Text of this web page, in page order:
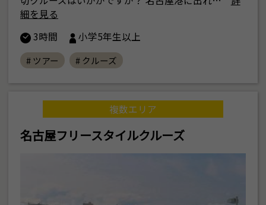
細を見る
3時間
小学5年生以上
# ツアー # クルーズ
複数エリア
名古屋フリースタイルクルーズ